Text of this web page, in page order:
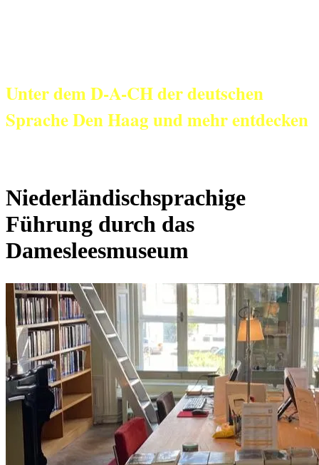
Unter dem D-A-CH der deutschen
Sprache Den Haag und mehr entdecken
Niederländischsprachige
Führung durch das
Damesleesmuseum